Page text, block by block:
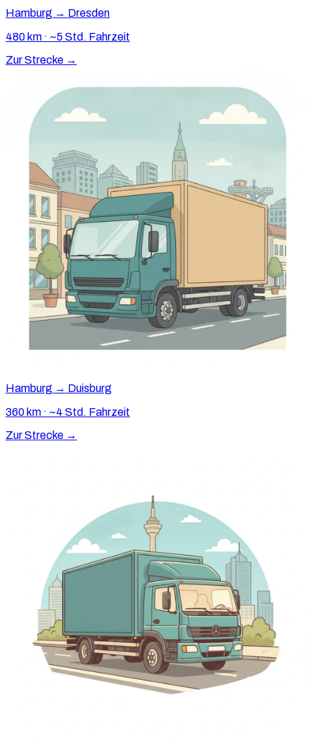
Hamburg → Dresden
480 km · ~5 Std. Fahrzeit
Zur Strecke →
Hamburg → Duisburg
360 km · ~4 Std. Fahrzeit
Zur Strecke →